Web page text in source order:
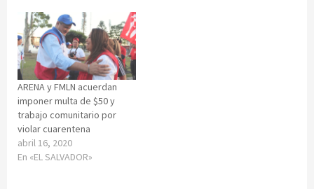
ARENA y FMLN acuerdan
imponer multa de $50 y
trabajo comunitario por
violar cuarentena
abril 16, 2020
En «EL SALVADOR»